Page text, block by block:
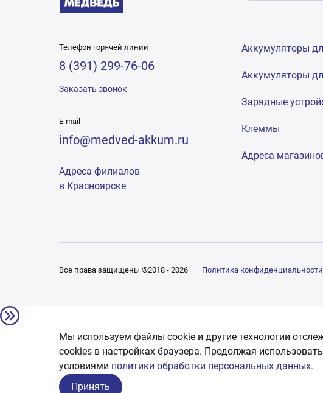
Телефон горячей линии
8 (391) 299-76-06
Заказать звонок
E-mail
info@medved-akkum.ru
Адреса филиалов
в Красноярске
Аккумуляторы
Аккумуляторы
Зарядные
Клеммы
Адреса
Все права защищены ©2018 - 2026 Политика конфиденциальности
Мы используем файлы cookie и другие технологии
сookies в настройках браузера. Продолжая
условиями политики обработки персональных данных.
Принять